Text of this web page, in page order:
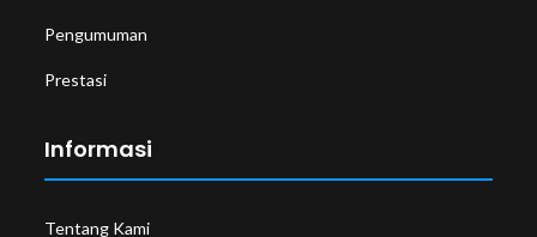
Pengumuman
Prestasi
Informasi
Tentang Kami